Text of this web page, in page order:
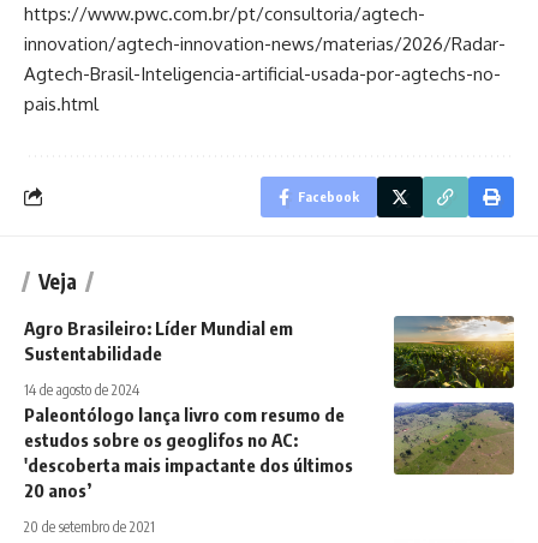
https://www.pwc.com.br/pt/consultoria/agtech-
innovation/agtech-innovation-news/materias/2026/Radar-
Agtech-Brasil-Inteligencia-artificial-usada-por-agtechs-no-
pais.html
Facebook
Veja
Agro Brasileiro: Líder Mundial em
Sustentabilidade
14 de agosto de 2024
Paleontólogo lança livro com resumo de
estudos sobre os geoglifos no AC:
'descoberta mais impactante dos últimos
20 anos’
20 de setembro de 2021